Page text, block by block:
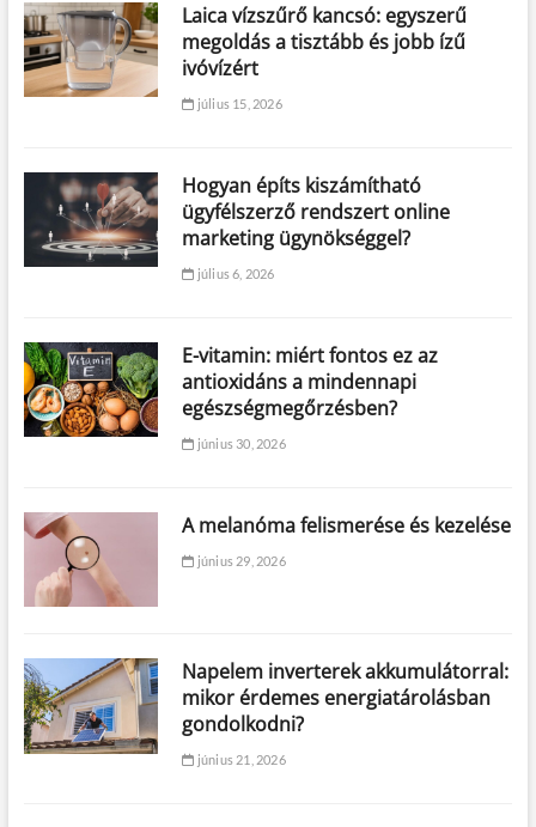
Laica vízszűrő kancsó: egyszerű
megoldás a tisztább és jobb ízű
ivóvízért
július 15, 2026
Hogyan építs kiszámítható
ügyfélszerző rendszert online
marketing ügynökséggel?
július 6, 2026
E-vitamin: miért fontos ez az
antioxidáns a mindennapi
egészségmegőrzésben?
június 30, 2026
A melanóma felismerése és kezelése
június 29, 2026
Napelem inverterek akkumulátorral:
mikor érdemes energiatárolásban
gondolkodni?
június 21, 2026